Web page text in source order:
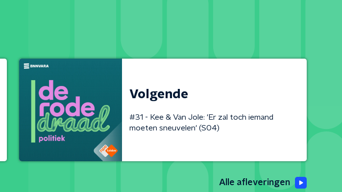
Volgende
#31 - Kee & Van Jole: 'Er zal toch iemand
moeten sneuvelen' (S04)
Alle afleveringen